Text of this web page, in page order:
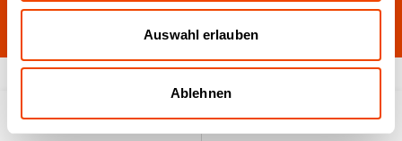
Auswahl erlauben
Ablehnen
Produktsuche Anfrageliste